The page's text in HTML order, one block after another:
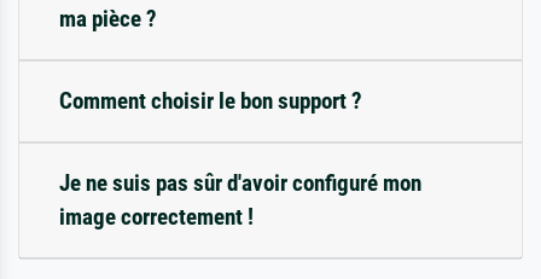
ma pièce ?
Comment choisir le bon support ?
Je ne suis pas sûr d'avoir configuré mon
image correctement !